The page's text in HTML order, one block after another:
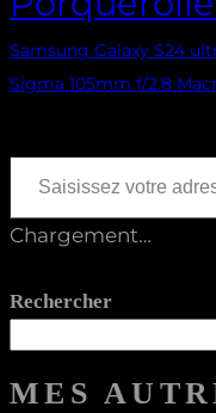
Samsung Galaxy S24
Sigma 105mm f/2.8
Saisissez votre adresse e-mail…
Chargement…
Rechercher
MES